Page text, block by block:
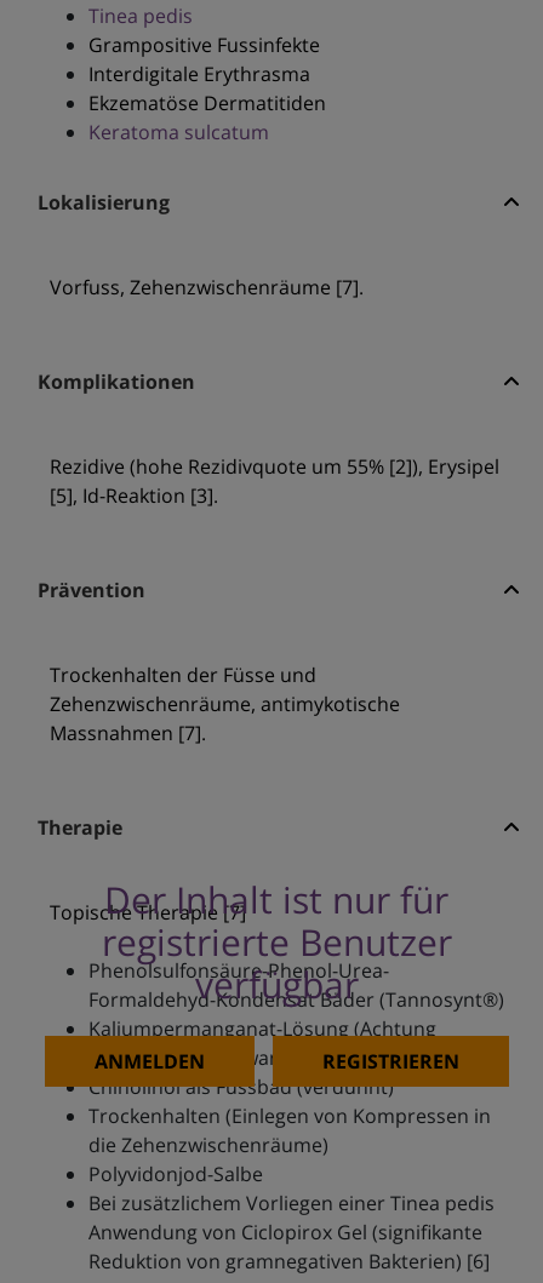
Tinea pedis
Grampositive Fussinfekte
Interdigitale Erythrasma
Ekzematöse Dermatitiden
Keratoma sulcatum
Lokalisierung
Vorfuss, Zehenzwischenräume [7].
Komplikationen
Rezidive (hohe Rezidivquote um 55% [2]), Erysipel
[5], Id-Reaktion [3].
Prävention
Trockenhalten der Füsse und
Zehenzwischenräume, antimykotische
Massnahmen [7].
Therapie
Der Inhalt ist nur für
registrierte Benutzer
verfügbar
ANMELDEN REGISTRIEREN
Topische Therapie [7]
Phenolsulfonsäure-Phenol-Urea-
Formaldehyd-Kondensat Bäder (Tannosynt®)
Kaliumpermanganat-Lösung (Achtung
Verfärbung Badewanne)
Chinolinol als Fussbad (verdünnt)
Trockenhalten (Einlegen von Kompressen in
die Zehenzwischenräume)
Polyvidonjod-Salbe
Bei zusätzlichem Vorliegen einer Tinea pedis
Anwendung von Ciclopirox Gel (signifikante
Reduktion von gramnegativen Bakterien) [6]